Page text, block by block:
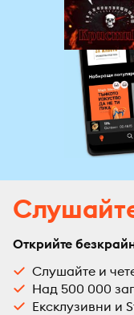
Открийте
Слушайте и
Над 500 000
Ексклузивни и